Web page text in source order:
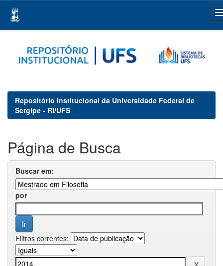
navigation
Repositório Institucional da Universidade Federal de
Sergipe - RI/UFS
Página de Busca
Buscar em:
por
Filtros correntes: